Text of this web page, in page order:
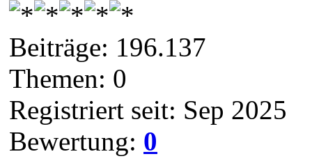
Beiträge: 196.137
Themen: 0
Registriert seit: Sep 2025
Bewertung: 0